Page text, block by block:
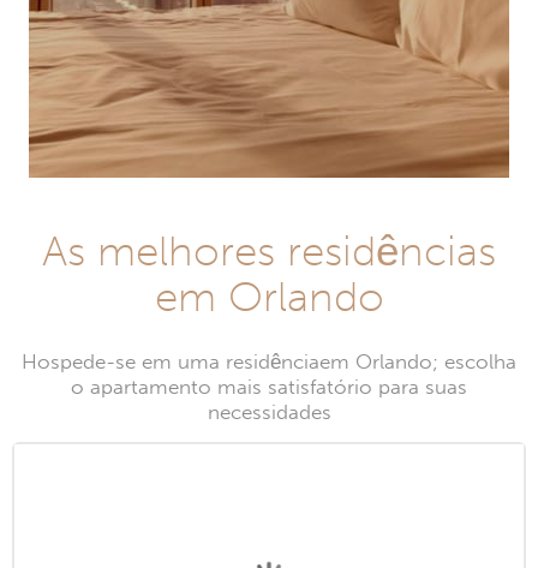
As melhores residências
em Orlando
Hospede-se em uma residênciaem Orlando; escolha
o apartamento mais satisfatório para suas
necessidades